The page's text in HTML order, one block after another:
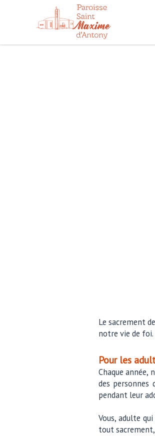
Le sacrement
notre vie de
Pour les
Chaque année,
des personnes
pendant leur
Vous, adulte
tout